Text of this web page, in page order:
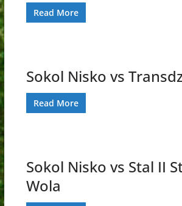
Read More
Sokol Nisko vs
Read More
Sokol Nisko vs Stal II
Wola